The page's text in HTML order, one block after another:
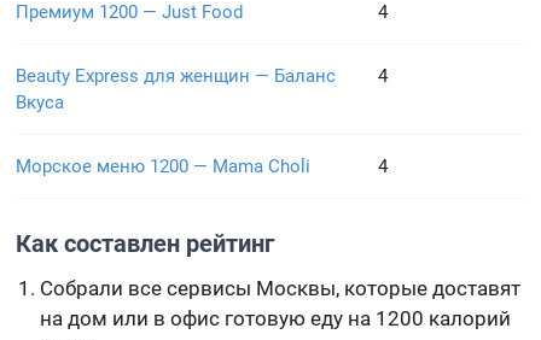
Премиум 1200 — Just Food 4
Beauty Express для женщин — Баланс
Вкуса
4
Морское меню 1200 — Mama Choli 4
Как составлен рейтинг
Собрали все сервисы Москвы, которые доставят
на дом или в офис готовую еду на 1200 калорий